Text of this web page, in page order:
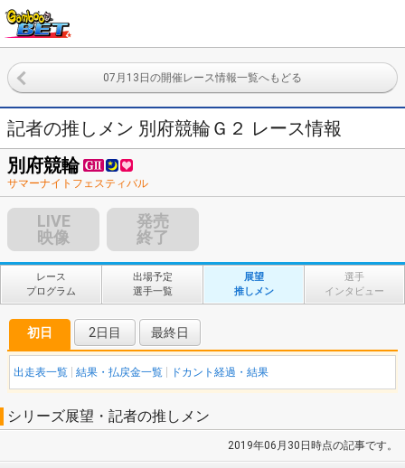
07月13日の開催レース情報一覧へもどる
記者の推しメン 別府競輪Ｇ２ レース情報
別府競輪
サマーナイトフェスティバル
LIVE
映像
発売
終了
レース
プログラム
出場予定
選手一覧
展望
推しメン
選手
インタビュー
初日
出走表一覧 結果・払戻金一覧 ドカント経過・結果
2日目 最終日
シリーズ展望・記者の推しメン
2019年06月30日時点の記事です。